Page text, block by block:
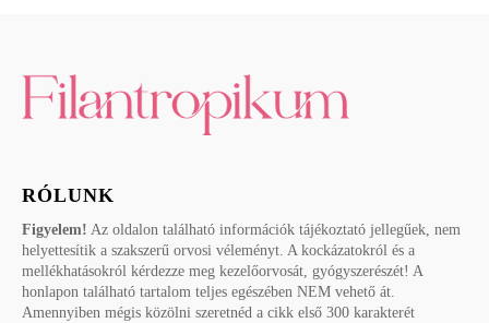
RÓLUNK
Figyelem! Az oldalon található információk tájékoztató jellegűek, nem
helyettesítik a szakszerű orvosi véleményt. A kockázatokról és a
mellékhatásokról kérdezze meg kezelőorvosát, gyógyszerészét! A
honlapon található tartalom teljes egészében NEM vehető át.
Amennyiben mégis közölni szeretnéd a cikk első 300 karakterét